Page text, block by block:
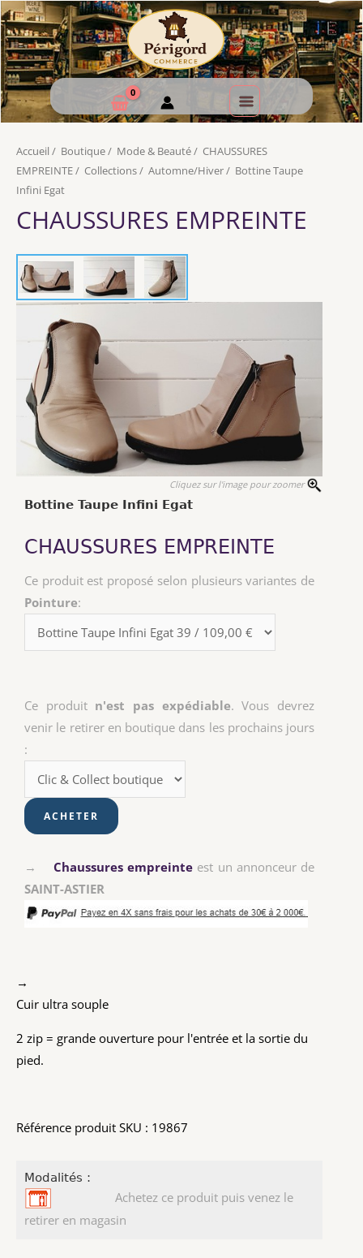
Accueil / Boutique/ Mode & Beauté/ CHAUSSURES
EMPREINTE/ Collections/ Automne/Hiver/ Bottine Taupe
Infini Egat
CHAUSSURES EMPREINTE
Cliquez sur l'image pour zoomer
Bottine Taupe Infini Egat
CHAUSSURES EMPREINTE
Ce produit est proposé selon plusieurs variantes de
Pointure:
Ce produit n'est pas expédiable. Vous devrez
venir le retirer en boutique dans les prochains jours
:
→ Chaussures empreinte est un annonceur de
SAINT-ASTIER
→
Cuir ultra souple
2 zip = grande ouverture pour l'entrée et la sortie du
pied.
Référence produit SKU : 19867
Modalités :
Achetez ce produit puis venez le
retirer en magasin